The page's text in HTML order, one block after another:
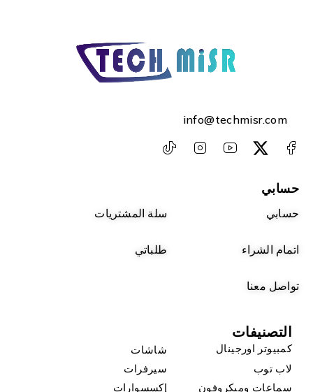
info@techmisr.com
حسابي
حسابي سلة المشتريات
اتمام الشراء طلباتي
تواصل معنا
التصنيفات
كمبيوتر اورجينال
شاشات
لاب توب
سيرفرات
سماعات وميكروفون
إكسسوارات